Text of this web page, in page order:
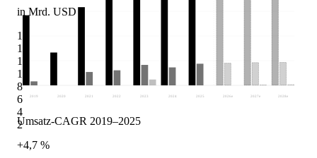
in Mrd. USD
16
14
12
10
8
6
4
2
2019 2020 2021 2022 2023 2024 2025 2026 e 2027 e 2028 e
Umsatz-CAGR 2019–2025
+4,7 %